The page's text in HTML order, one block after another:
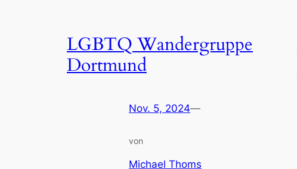
LGBTQ Wandergruppe
Dortmund
Nov. 5, 2024—
von
Michael Thoms